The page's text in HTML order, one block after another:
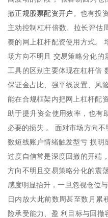
撤正规股票配资开户 。也有投
主动控制杠杆倍数、拉长评估
奏的网上杠杆配资使用方式。
场方向不明且 交易策略分化的
工具的区别主要体现在杠杆倍
保证金占比、强平线设置、风
能在合规框架内把网上杠杆配
助于提升资金使用效率，也有
必要的损失 。 面对市场方向
数短线账户情绪触发型亏 损明
过度自信常是深度回撤的开端
方向不明且交易策略分化的震
感度明显抬升，一旦忽视仓位
日内放大此前数周甚至数月累
险承受能力、盈 利目标与回